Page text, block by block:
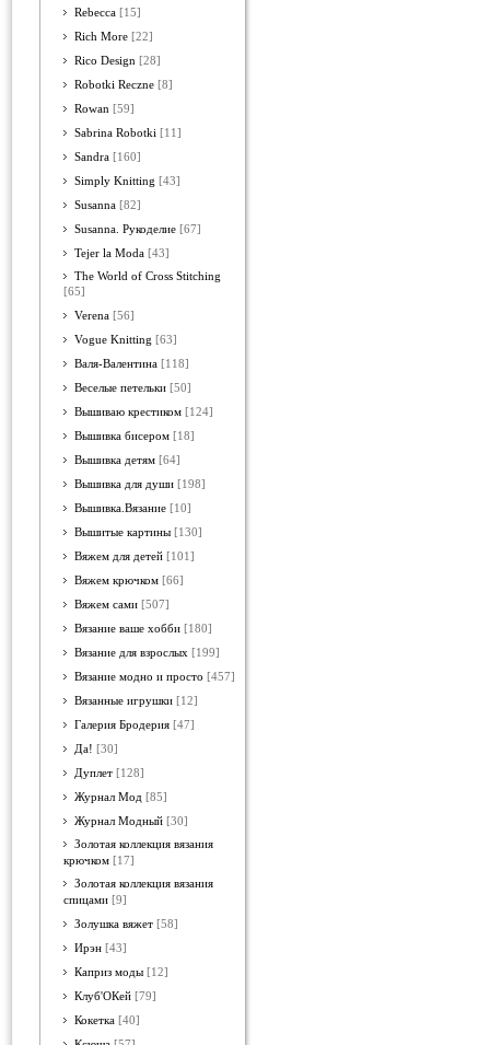
Rebecca [15]
Rich More [22]
Rico Design [28]
Robotki Reczne [8]
Rowan [59]
Sabrina Robotki [11]
Sandra [160]
Simply Knitting [43]
Susanna [82]
Susanna. Рукоделие [67]
Tejer la Moda [43]
The World of Cross Stitching
[65]
Verena [56]
Vogue Knitting [63]
Валя-Валентина [118]
Веселые петельки [50]
Вышиваю крестиком [124]
Вышивка бисером [18]
Вышивка детям [64]
Вышивка для души [198]
Вышивка.Вязание [10]
Вышитые картины [130]
Вяжем для детей [101]
Вяжем крючком [66]
Вяжем сами [507]
Вязание ваше хобби [180]
Вязание для взрослых [199]
Вязание модно и просто [457]
Вязанные игрушки [12]
Галерия Бродерия [47]
Да! [30]
Дуплет [128]
Журнал Мод [85]
Журнал Модный [30]
Золотая коллекция вязания
крючком [17]
Золотая коллекция вязания
спицами [9]
Золушка вяжет [58]
Ирэн [43]
Каприз моды [12]
Клуб'ОКей [79]
Кокетка [40]